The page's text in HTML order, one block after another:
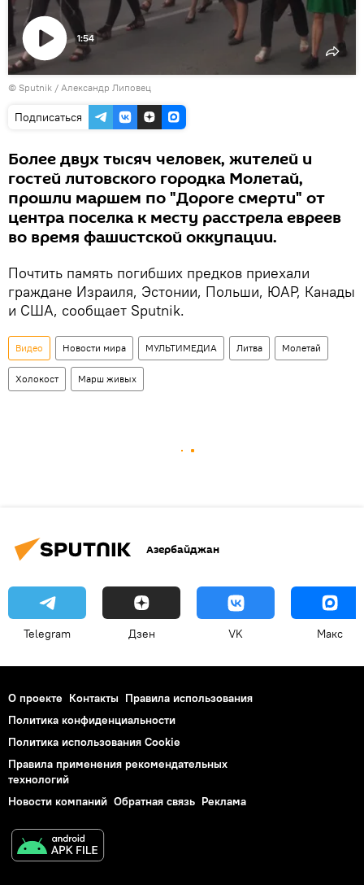
Воспроизвести
видео
1:54
© Sputnik / Александр Липовец
Подписаться
Более двух тысяч человек, жителей и
гостей литовского городка Молетай,
прошли маршем по "Дороге смерти" от
центра поселка к месту расстрела евреев
во время фашистской оккупации.
Почтить память погибших предков приехали
граждане Израиля, Эстонии, Польши, ЮАР, Канады
и США, сообщает Sputnik.
Видео Новости мира МУЛЬТИМЕДИА Литва Молетай
Холокост Марш живых
Азербайджан
Telegram Дзен VK Макс
О проекте Контакты Правила использования
Политика конфиденциальности
Политика использования Cookie
Правила применения рекомендательных
технологий
Новости компаний Обратная связь Реклама